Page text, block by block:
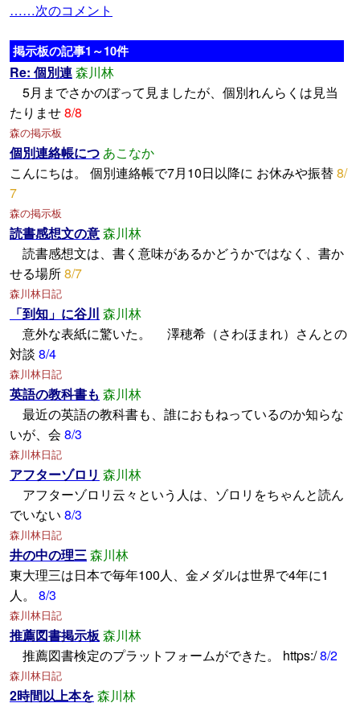
……次のコメント
掲示板の記事1～10件
Re: 個別連森川林
5月までさかのぼって見ましたが、個別れんらくは見当
たりませ8/8
森の掲示板
個別連絡帳につ あこなか
こんにちは。 個別連絡帳で7月10日以降に お休みや振替8/
7
森の掲示板
読書感想文の意森川林
読書感想文は、書く意味があるかどうかではなく、書か
せる場所8/7
森川林日記
「到知」に谷川 森川林
意外な表紙に驚いた。 澤穂希（さわほまれ）さんとの
対談 8/4
森川林日記
英語の教科書も 森川林
最近の英語の教科書も、誰におもねっているのか知らな
いが、会 8/3
森川林日記
アフターゾロリ 森川林
アフターゾロリ云々という人は、ゾロリをちゃんと読ん
でいない 8/3
森川林日記
井の中の理三森川林
東大理三は日本で毎年100人、金メダルは世界で4年に1
人。 8/3
森川林日記
推薦図書掲示板森川林
推薦図書検定のプラットフォームができた。 https:/8/2
森川林日記
2時間以上本を森川林